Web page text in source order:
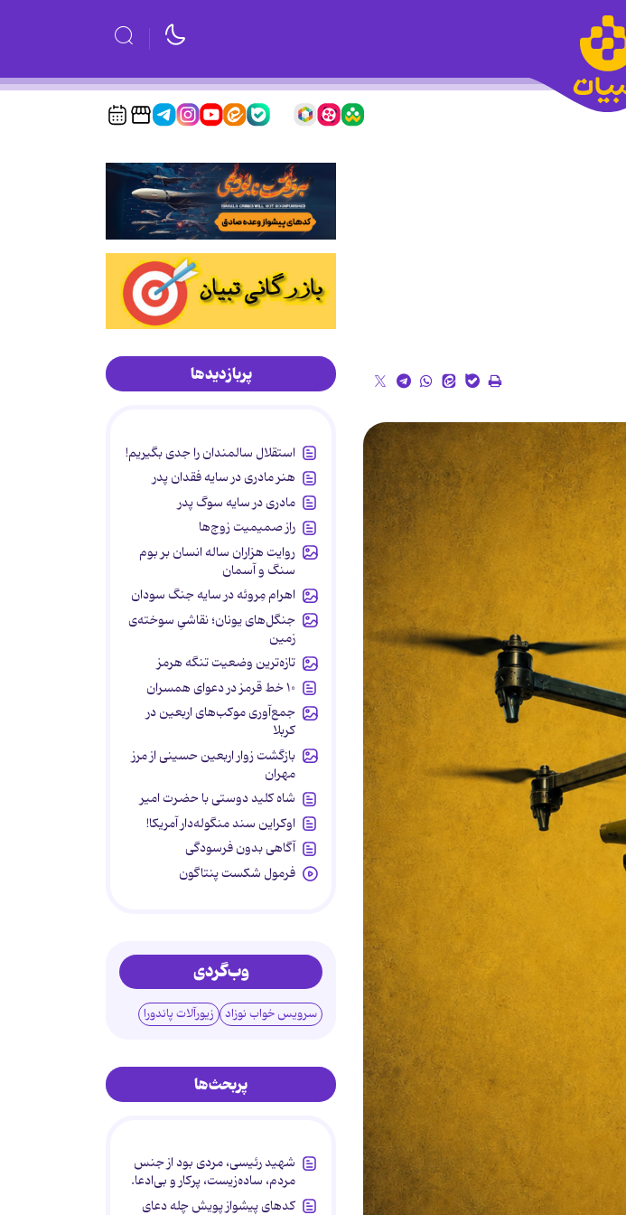
پربازدیدها
استقلال سالمندان را جدی بگیریم!
هنر مادری در سایه‌ فقدان پدر
مادری در سایه سوگ پدر
راز صمیمیت زوج‌ها
روایت هزاران ساله انسان بر بوم
سنگ و آسمان
اهرام مِروئه در سایه جنگ سودان
جنگل‌های یونان؛ نقاشیِ سوخته‌ی
زمین
تازه‌ترین وضعیت تنگه هرمز
۱۰ خط قرمز در دعوای همسران
جمع‌آوری موکب‌های اربعین در
کربلا
بازگشت زوار اربعین حسینی از مرز
مهران
شاه کلید دوستی با حضرت امیر
اوکراین سند منگوله‌دار آمریکا!
آگاهی بدون فرسودگی
فرمول شکست پنتاگون
وب‌گردی
سرویس خواب نوزاد زیورآلات پاندورا
پربحث‌ها
شهید رئیسی، مردی بود از جنس
مردم، ساده‌زیست، پرکار و بی‌ادعا.
کدهای پیشواز پویش چله دعای